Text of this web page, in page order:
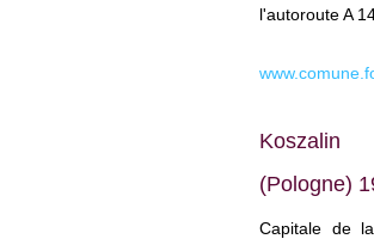
l'autoroute A
Koszalin
(Pologne)
Capitale de